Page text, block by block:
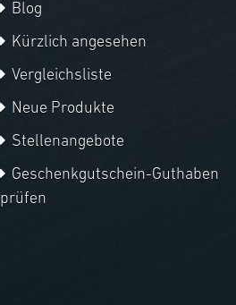
Blog
Kürzlich angesehen
Vergleichsliste
Neue Produkte
Stellenangebote
Geschenkgutschein-Guthaben
prüfen